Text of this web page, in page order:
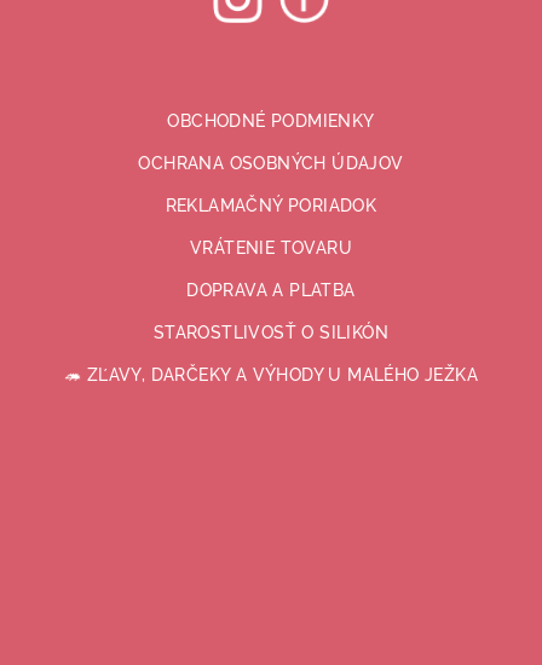
OBCHODNÉ PODMIENKY
OCHRANA OSOBNÝCH ÚDAJOV
REKLAMAČNÝ PORIADOK
VRÁTENIE TOVARU
DOPRAVA A PLATBA
STAROSTLIVOSŤ O SILIKÓN
🦔 ZĽAVY, DARČEKY A VÝHODY U MALÉHO JEŽKA